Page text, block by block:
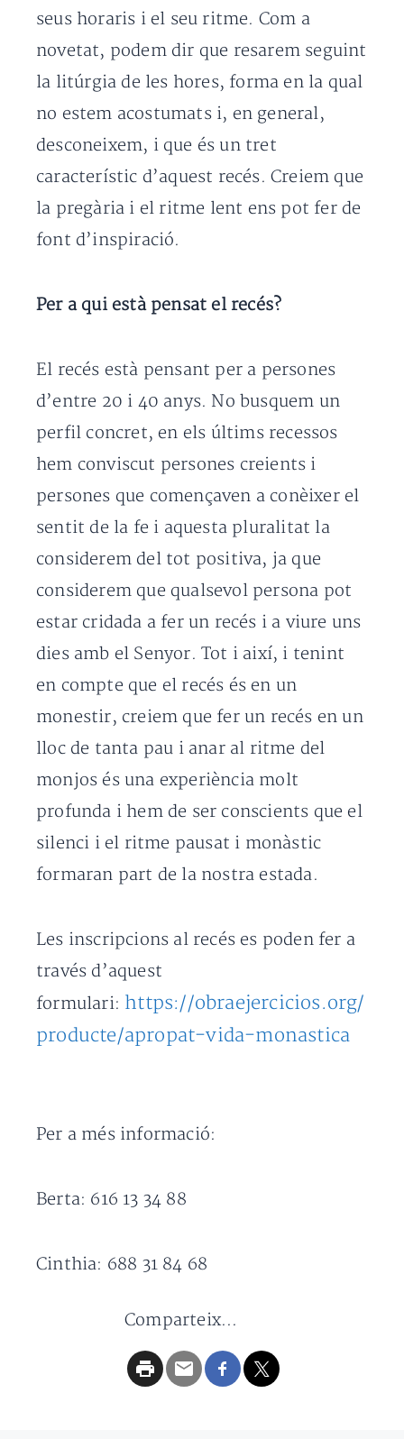
seus horaris i el seu ritme. Com a
novetat, podem dir que resarem seguint
la litúrgia de les hores, forma en la qual
no estem acostumats i, en general,
desconeixem, i que és un tret
característic d’aquest recés. Creiem que
la pregària i el ritme lent ens pot fer de
font d’inspiració.
Per a qui està pensat el recés?
El recés està pensant per a persones
d’entre 20 i 40 anys. No busquem un
perfil concret, en els últims recessos
hem conviscut persones creients i
persones que començaven a conèixer el
sentit de la fe i aquesta pluralitat la
considerem del tot positiva, ja que
considerem que qualsevol persona pot
estar cridada a fer un recés i a viure uns
dies amb el Senyor. Tot i així, i tenint
en compte que el recés és en un
monestir, creiem que fer un recés en un
lloc de tanta pau i anar al ritme del
monjos és una experiència molt
profunda i hem de ser conscients que el
silenci i el ritme pausat i monàstic
formaran part de la nostra estada.
Les inscripcions al recés es poden fer a
través d’aquest
formulari: https://obraejercicios.org/
producte/apropat-vida-monastica
Per a més informació:
Berta: 616 13 34 88
Cinthia: 688 31 84 68
Comparteix...